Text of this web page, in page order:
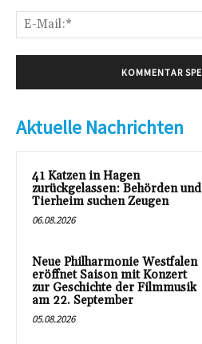
Aktuelle Nachrichten
41 Katzen in Hagen
zurückgelassen: Behörden und
Tierheim suchen Zeugen
06.08.2026
Neue Philharmonie Westfalen
eröffnet Saison mit Konzert
zur Geschichte der Filmmusik
am 22. September
05.08.2026